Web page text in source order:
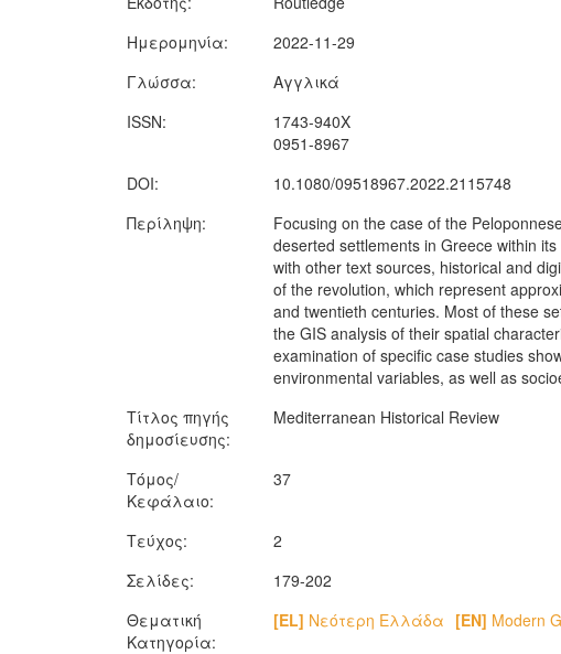
Ημερομηνία:
2022-11-29
Γλώσσα:
Αγγλικά
ISSN:
1743-940X
0951-8967
DOI:
10.1080/09518967.2022.2115748
Περίληψη:
Focusing on the case of the
deserted settlements in Greece within
with other text sources, historical and
of the revolution, which represent
and twentieth centuries. Most of these
the GIS analysis of their spatial
examination of specific case studies
environmental variables, as well as
Τίτλος πηγής
δημοσίευσης:
Mediterranean Historical Review
Τόμος/
Κεφάλαιο:
37
Τεύχος:
2
Σελίδες:
179-202
Θεματική
Κατηγορία:
[EL] Νεότερη Ελλάδα [EN] Modern